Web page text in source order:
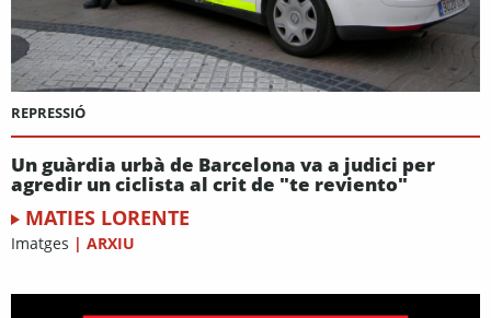
REPRESSIÓ
Un guàrdia urbà de Barcelona va a judici per
agredir un ciclista al crit de "te reviento"
MATIES LORENTE
Imatges | ARXIU